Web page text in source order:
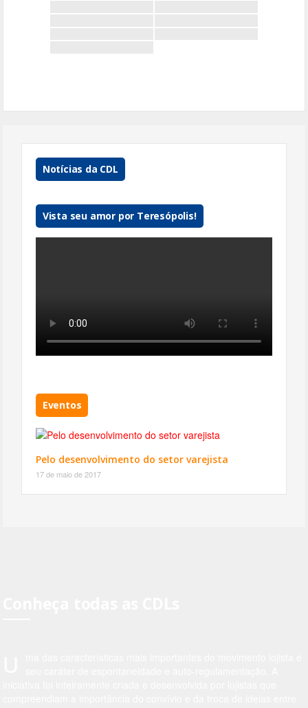
Notícias da CDL
Vista seu amor por Teresópolis!
Eventos
Pelo desenvolvimento do setor varejista
17 de maio de 2017